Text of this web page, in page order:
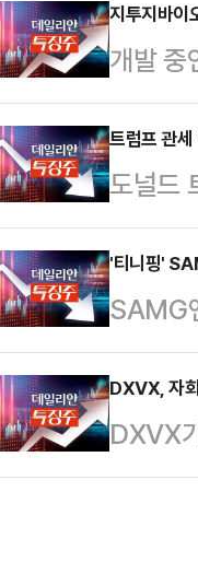
에스엔
에 거래
요예측
다. 당
제시했
서는
지투지바
개발 중
오가
9시 37
원) 오
최고가
'2025
규지원
25억
트럼프 관
도널드
증시에
오전 9
만100
2.26%
지시각)
라며 "
(반…
'티니핑'
SAMG
국거래
거래일
까지
일 상반
DXVX, 자
DXVX
물 전달